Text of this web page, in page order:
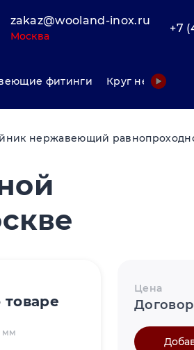
zakaz@wooland-inox.ru
Москва
+7
фитинги Круг
нержавеющий
товаре
мм
Цена